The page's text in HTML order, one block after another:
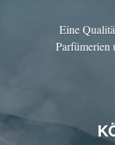
Eine
Parfümerien